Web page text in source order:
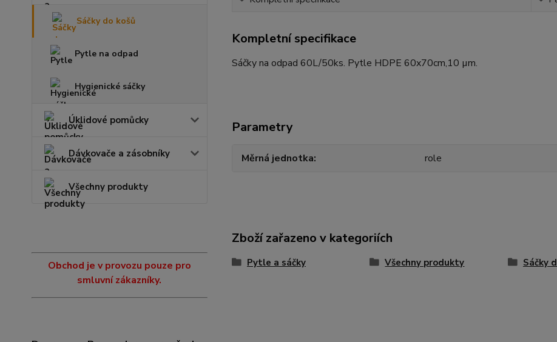
Sáčky do košů
Pytle na odpad
Hygienické sáčky
Úklidové pomůcky
Dávkovače a zásobníky
Všechny produkty
Obchod je v provozu pouze pro
smluvní zákazníky.
Kompletní specifikace
Sáčky na odpad 60L/50ks. Pytle HDPE 60x70cm,10 µm.
Parametry
Měrná jednotka role
Zboží zařazeno v kategoriích
Pytle a sáčky Všechny produkty Sáčky